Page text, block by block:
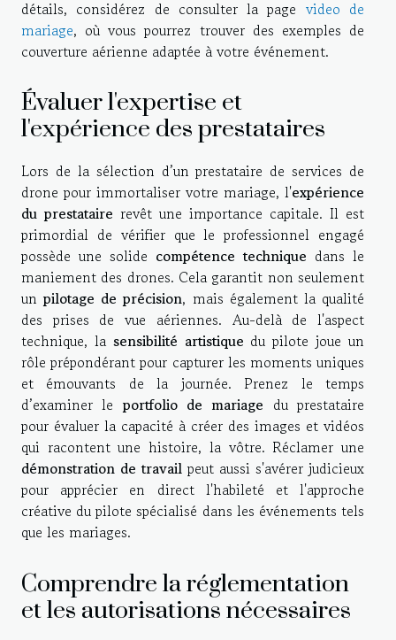
détails, considérez de consulter la page video de
mariage, où vous pourrez trouver des exemples de
couverture aérienne adaptée à votre événement.
Évaluer l'expertise et
l'expérience des prestataires
Lors de la sélection d’un prestataire de services de
drone pour immortaliser votre mariage, l'expérience
du prestataire revêt une importance capitale. Il est
primordial de vérifier que le professionnel engagé
possède une solide compétence technique dans le
maniement des drones. Cela garantit non seulement
unpilotage de précision, mais également la qualité
des prises de vue aériennes. Au-delà de l'aspect
technique, la sensibilité artistique du pilote joue un
rôle prépondérant pour capturer les moments uniques
et émouvants de la journée. Prenez le temps
d’examiner le portfolio de mariage du prestataire
pour évaluer la capacité à créer des images et vidéos
qui racontent une histoire, la vôtre. Réclamer une
démonstration de travail peut aussi s'avérer judicieux
pour apprécier en direct l'habileté et l'approche
créative du pilote spécialisé dans les événements tels
que les mariages.
Comprendre la réglementation
et les autorisations nécessaires